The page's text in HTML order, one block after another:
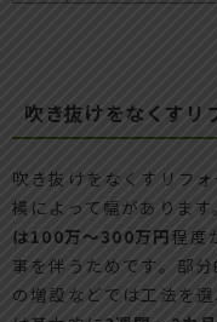
吹き抜けをなくすリ
吹き抜けをなくすリフ
模によって幅があります
は100万～300万円程度
事を伴うためです。部
の増設などでは工法を